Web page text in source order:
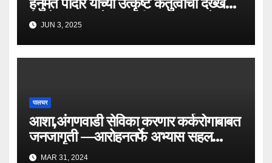
हनुमंत पादीर यांच्या उत्कृष्ट कर्तुत्वाची दख्खल
घेत केला राज्याचे वनमंत्री तथा पालघरचे
पालकमंत्री नामदार गणेशजी नाईक साहेबांनी
केला सत्पात्री सन्मान..
JUN 3, 2025
पालघर
आशा,अंगणवाडी सेविका करणार कर्करोगाबाबत
जनजागृती —आरोहनतर्फे अभ्यास सहल
संपन्न.
MAR 31, 2024